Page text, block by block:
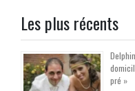
Les plus récents
pré »